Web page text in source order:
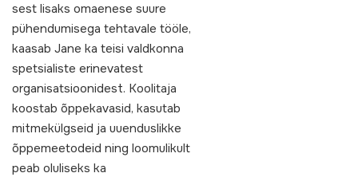
sest lisaks omaenese suure
pühendumisega tehtavale tööle,
kaasab Jane ka teisi valdkonna
spetsialiste erinevatest
organisatsioonidest. Koolitaja
koostab õppekavasid, kasutab
mitmekülgseid ja uuenduslikke
õppemeetodeid ning loomulikult
peab oluliseks ka